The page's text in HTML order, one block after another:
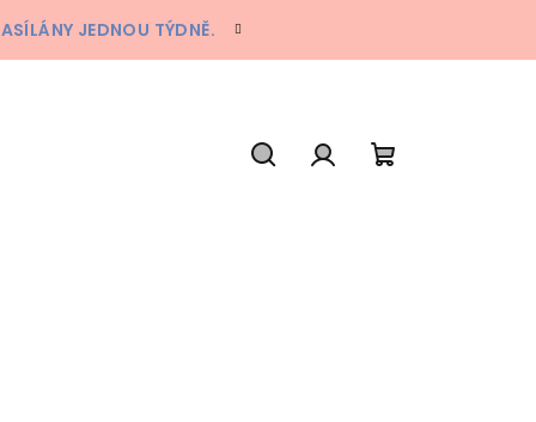
JEDNOU TÝDNĚ.